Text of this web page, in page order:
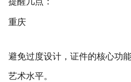
重庆
避免过度设计，证件的核心功
艺术水平。